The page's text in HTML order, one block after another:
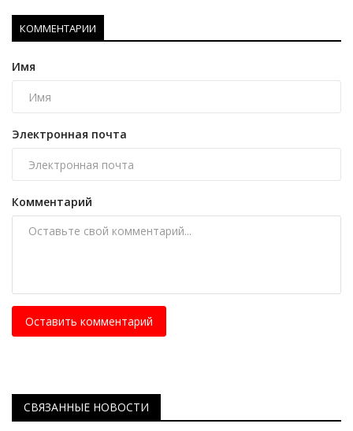
КОММЕНТАРИИ
Имя
Электронная почта
Комментарий
Оставить комментарий
СВЯЗАННЫЕ НОВОСТИ